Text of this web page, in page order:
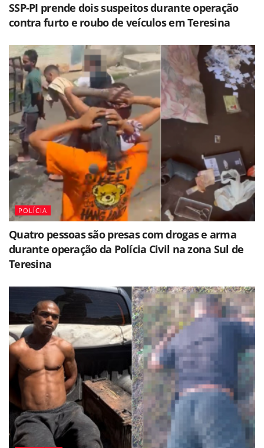
SSP-PI prende dois suspeitos durante operação
contra furto e roubo de veículos em Teresina
POLÍCIA
Quatro pessoas são presas com drogas e arma
durante operação da Polícia Civil na zona Sul de
Teresina